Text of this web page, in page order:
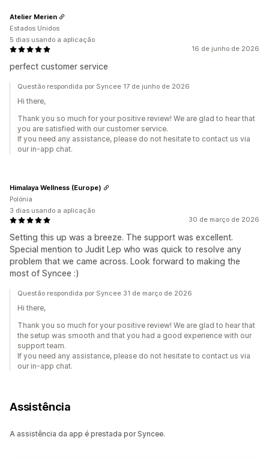
16 de junho de 2026
perfect customer service
Atelier Merien
Estados Unidos
5 dias usando a aplicação
Questão respondida por Syncee 17 de junho de 2026
Hi there,
Thank you so much for your positive review! We are glad to hear that
you are satisfied with our customer service.
If you need any assistance, please do not hesitate to contact us via
our in-app chat.
30 de março de 2026
Setting this up was a breeze. The support was excellent.
Special mention to Judit Lep who was quick to resolve any
problem that we came across. Look forward to making the
most of Syncee :)
Himalaya Wellness (Europe)
Polónia
3 dias usando a aplicação
Questão respondida por Syncee 31 de março de 2026
Hi there,
Thank you so much for your positive review! We are glad to hear that
the setup was smooth and that you had a good experience with our
support team.
If you need any assistance, please do not hesitate to contact us via
our in-app chat.
Assistência
A assistência da app é prestada por Syncee.